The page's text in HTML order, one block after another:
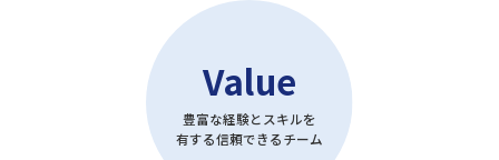
Value
豊富な経験とスキルを
有する信頼できるチーム